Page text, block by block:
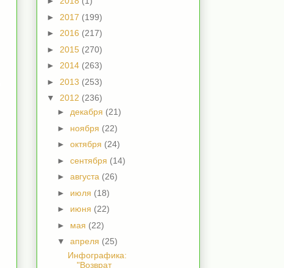
► 2017 (199)
► 2016 (217)
► 2015 (270)
► 2014 (263)
► 2013 (253)
▼ 2012 (236)
► декабря (21)
► ноября (22)
► октября (24)
► сентября (14)
► августа (26)
► июля (18)
► июня (22)
► мая (22)
▼ апреля (25)
Инфографика:
"Возврат